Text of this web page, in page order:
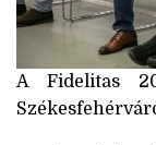
A Fidelitas